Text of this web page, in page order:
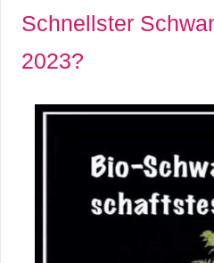
Schnellster
2023?